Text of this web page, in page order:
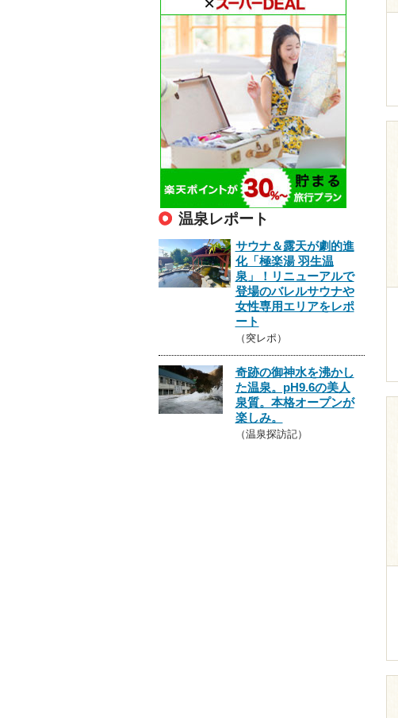
温泉レポート
サウナ＆露天が劇的進
化「極楽湯 羽生温
泉」！リニューアルで
登場のバレルサウナや
女性専用エリアをレポ
ート
（突レポ）
奇跡の御神水を沸かし
た温泉。pH9.6の美人
泉質。本格オープンが
楽しみ。
（温泉探訪記）